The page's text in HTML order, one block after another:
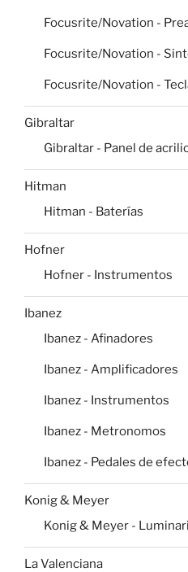
Focusrite/Novation -
Focusrite/Novation -
Focusrite/Novation -
Gibraltar
Gibraltar - Panel de
Hitman
Hitman - Baterías
Hofner
Hofner - Instrumentos
Ibanez
Ibanez - Afinadores
Ibanez - Amplificadores
Ibanez - Instrumentos
Ibanez - Metronomos
Ibanez - Pedales de
Konig & Meyer
Konig & Meyer -
La Valenciana